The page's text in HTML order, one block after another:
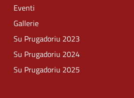
Eventi
Gallerie
Su Prugadoriu 2023
Su Prugadoriu 2024
Su Prugadoriu 2025